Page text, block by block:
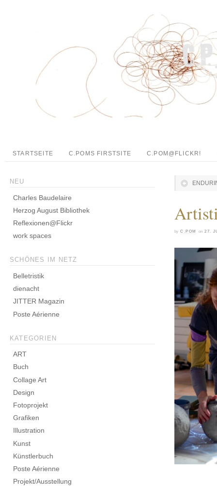
STARTSEITE C.POMS FIRSTSITE C.POM@FLICKR!
by C.POM on 27.
NEU
Charles Baudelaire
Herzog August Bibliothek
Reflexionen@Flickr
work spaces
SCHÖNES IM NETZ
Belletristik
dienacht
JITTER Magazin
Poste Aérienne
KATEGORIEN
ART
Buch
Collage Art
Design
Fotoprojekt
Grafiken
Illustration
Kunst
Künstlerbuch
Poste Aérienne
Projekt/Ausstellung